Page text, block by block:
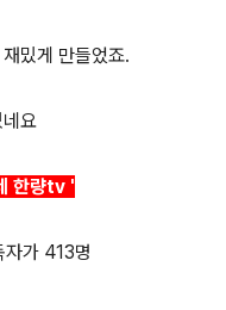
밌게 만들었죠.
요
한량tv '
가 413명